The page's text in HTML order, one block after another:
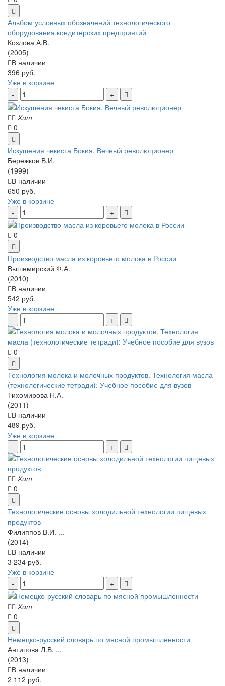
Альбом условных обозначений технологического
оборудования кондитерских предприятий
Козлова А.В.
(2005)
В наличии
396 руб.
Уже в корзине
Хит
0
Искушения чекиста Бокия. Вечный революционер
Бережков В.И.
(1999)
В наличии
650 руб.
Уже в корзине
0
Производство масла из коровьего молока в России
Вышемирский Ф.А.
(2010)
В наличии
542 руб.
Уже в корзине
0
Технология молока и молочных продуктов. Технология масла
(технологические тетради): Учебное пособие для вузов
Тихомирова Н.А.
(2011)
В наличии
489 руб.
Уже в корзине
Хит
0
Технологические основы холодильной технологии пищевых
продуктов
Филиппов В.И. ...
(2014)
В наличии
3 234 руб.
Уже в корзине
Хит
0
Немецко-русский словарь по мясной промышленности
Антипова Л.В. ...
(2013)
В наличии
2 112 руб.